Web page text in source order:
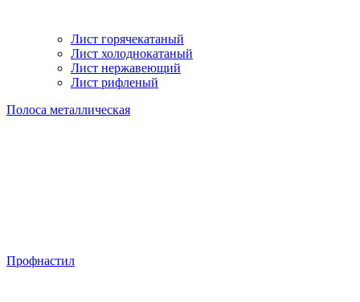
Лист горячекатаный
Лист холоднокатаный
Лист нержавеющий
Лист рифленый
Полоса металлическая
Профнастил